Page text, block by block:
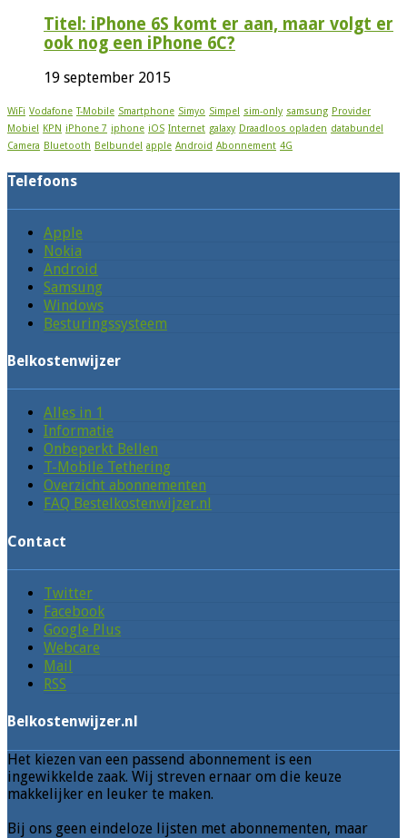
Titel: iPhone 6S komt er aan, maar volgt er
ook nog een iPhone 6C?
19 september 2015
WiFi Vodafone T-Mobile Smartphone Simyo Simpel sim-only samsung Provider
Mobiel
KPN iPhone 7 iphone iOS Internet galaxy Draadloos opladen databundel
Camera Bluetooth Belbundel apple Android Abonnement 4G
Telefoons
Apple
Nokia
Android
Samsung
Windows
Besturingssysteem
Belkostenwijzer
Alles in 1
Informatie
Onbeperkt Bellen
T-Mobile Tethering
Overzicht abonnementen
FAQ Bestelkostenwijzer.nl
Contact
Twitter
Facebook
Google Plus
Webcare
Mail
RSS
Belkostenwijzer.nl
Het kiezen van een passend abonnement is een
ingewikkelde zaak. Wij streven ernaar om die keuze
makkelijker en leuker te maken.
Bij ons geen eindeloze lijsten met abonnementen, maar